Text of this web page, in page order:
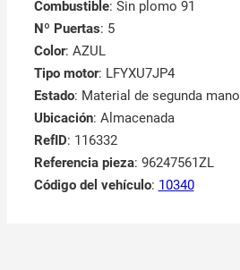
Combustible: Sin plomo 91
Nº Puertas: 5
Color: AZUL
Tipo motor: LFYXU7JP4
Estado: Material de segunda mano
Ubicación: Almacenada
RefID: 116332
Referencia pieza: 96247561ZL
Código del vehículo: 10340